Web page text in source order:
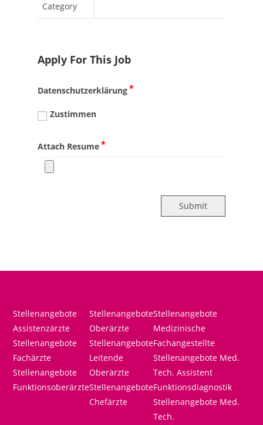
Category
Apply For This Job
Datenschutzerklärung*
Zustimmen
Attach Resume*
Submit
Stellenangebote
Assistenzärzte
Stellenangebote
Fachärzte
Stellenangebote
Funktionsoberärzte
Stellenangebote
Oberärzte
Stellenangebote
Leitende
Oberärzte
Stellenangebote
Chefärzte
Stellenangebote
Medizinische
Fachangestellte
Stellenangebote Med.
Tech. Assistent
Funktionsdiagnostik
Stellenangebote Med.
Tech.